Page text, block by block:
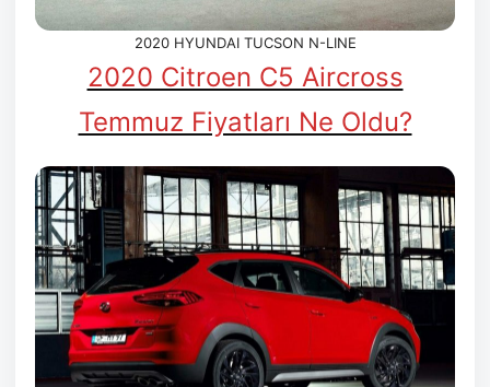
2020 HYUNDAI TUCSON N-LINE
2020 Citroen C5 Aircross
Temmuz Fiyatları Ne Oldu?